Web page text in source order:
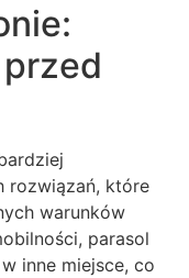
rozwiązań, które
warunków
parasol
inne miejsce, co